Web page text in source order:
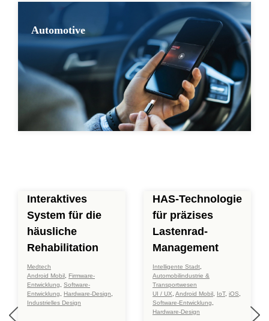
Automotive
Interaktives
System für die
häusliche
Rehabilitation
Medtech
Android Mobil
Firmware-
Entwicklung
Software-
Entwicklung
Hardware-Design
Industrielles Design
HAS-Technologie
für präzises
Lastenrad-
Management
Intelligente Stadt
Automobilindustrie &
Transportwesen
UI / UX Android Mobil IoT, iOS
Software-Entwicklung
Hardware-Design